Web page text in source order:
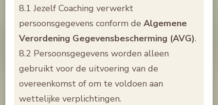
8.1 Jezelf Coaching verwerkt
persoonsgegevens conform de Algemene
Verordening Gegevensbescherming (AVG).
8.2 Persoonsgegevens worden alleen
gebruikt voor de uitvoering van de
overeenkomst of om te voldoen aan
wettelijke verplichtingen.